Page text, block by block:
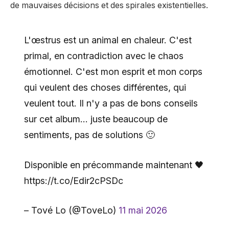
de mauvaises décisions et des spirales existentielles.
L'œstrus est un animal en chaleur. C'est
primal, en contradiction avec le chaos
émotionnel. C'est mon esprit et mon corps
qui veulent des choses différentes, qui
veulent tout. Il n'y a pas de bons conseils
sur cet album… juste beaucoup de
sentiments, pas de solutions 🙂
Disponible en précommande maintenant 🖤
https://t.co/Edir2cPSDc
– Tové Lo (@ToveLo) 11 mai 2026